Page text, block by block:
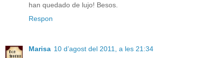
han quedado de lujo! Besos.
Respon
Marisa 10 d’agost del 2011, a les 21:34